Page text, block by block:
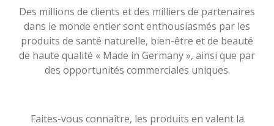
Des millions de clients et des milliers de partenaires
dans le monde entier sont enthousiasmés par les
produits de santé naturelle, bien-être et de beauté
de haute qualité « Made in Germany », ainsi que par
des opportunités commerciales uniques.
Faites-vous connaître, les produits en valent la